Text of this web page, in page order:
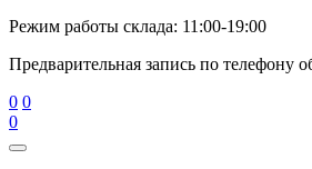
Режим работы склада: 11:00-19:00
Предварительная запись по телефону
0 0
0